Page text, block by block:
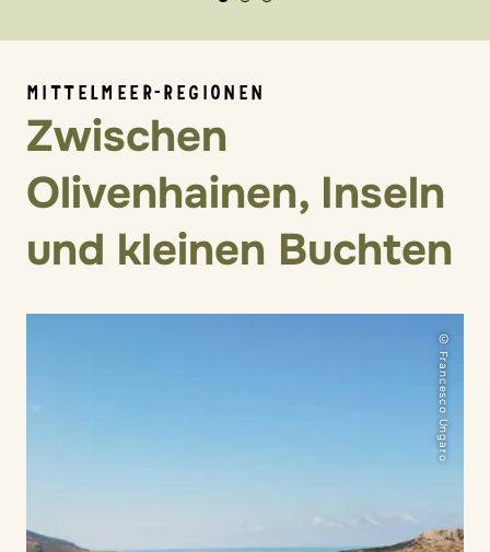
MITTELMEER-REGIONEN
Zwischen
Olivenhainen, Inseln
und kleinen Buchten
© Francesco Ungaro